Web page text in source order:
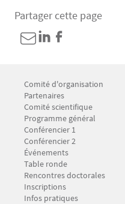
Partager cette page
Menu Footer GERAS 1
Comité d'organisation
Partenaires
Comité scientifique
Menu Footer GERAS 2
Programme général
Conférencier 1
Conférencier 2
Événements
Table ronde
Menu Footer GERAS 3
Rencontres doctorales
Inscriptions
Infos pratiques